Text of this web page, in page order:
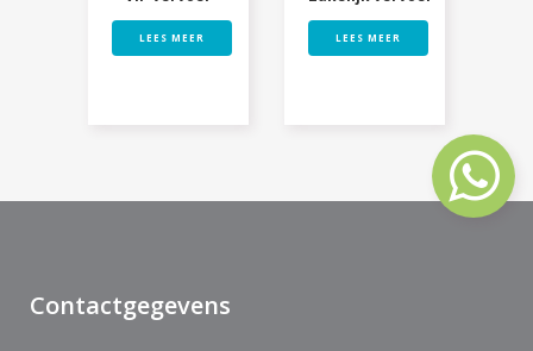
LEES MEER LEES MEER
Contactgegevens